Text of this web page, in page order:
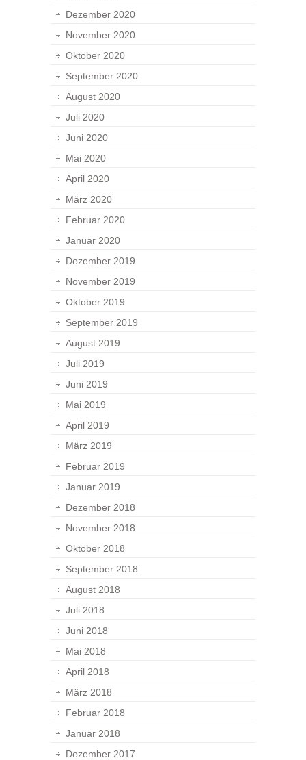
Dezember 2020
November 2020
Oktober 2020
September 2020
August 2020
Juli 2020
Juni 2020
Mai 2020
April 2020
März 2020
Februar 2020
Januar 2020
Dezember 2019
November 2019
Oktober 2019
September 2019
August 2019
Juli 2019
Juni 2019
Mai 2019
April 2019
März 2019
Februar 2019
Januar 2019
Dezember 2018
November 2018
Oktober 2018
September 2018
August 2018
Juli 2018
Juni 2018
Mai 2018
April 2018
März 2018
Februar 2018
Januar 2018
Dezember 2017